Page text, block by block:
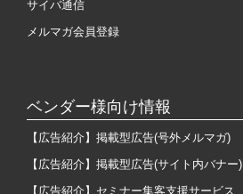
サイバ通信
メルマガ会員登録
ベンダー様向け情報
【広告紹介】掲載型広告(号外メルマガ)
【広告紹介】掲載型広告(サイト内バナー)
【広告紹介】セミナー集客支援サービス